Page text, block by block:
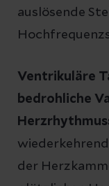
auslösende
Ventrikuläre
bedrohliche
der